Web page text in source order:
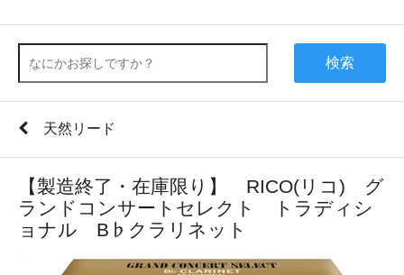
検索
天然リード
【製造終了・在庫限り】 RICO(リコ) グ
ランドコンサートセレクト トラディシ
ョナル B♭クラリネット